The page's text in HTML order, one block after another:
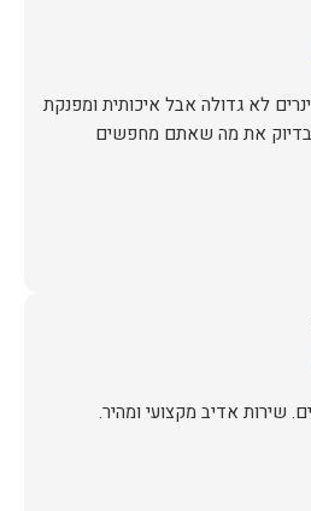
בדיוק את מה שאתם מחפשים
שירות אדיב מקצועי ומהיר.